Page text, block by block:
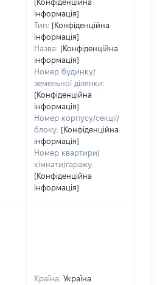
[Конфіденційна
інформація]
Тип: [Конфіденційна
інформація]
Назва: [Конфіденційна
інформація]
Номер будинку/
земельної ділянки:
[Конфіденційна
інформація]
Номер корпусу/секції/
блоку: [Конфіденційна
інформація]
Номер квартири/
кімнати/гаражу:
[Конфіденційна
інформація]
Країна: Україна